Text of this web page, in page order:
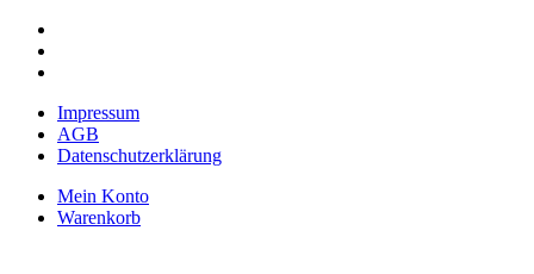
Impressum
AGB
Datenschutzerklärung
Mein Konto
Warenkorb